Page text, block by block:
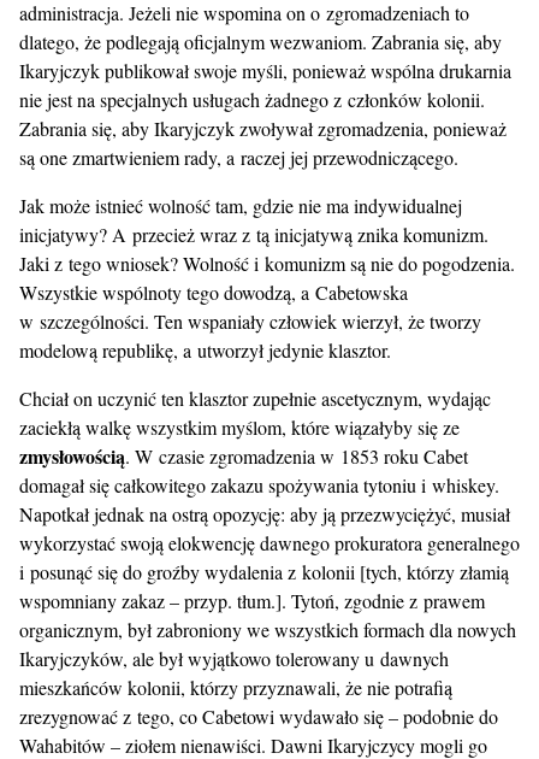
administracja. Jeżeli nie wspomina on o zgromadzeniach to
dlatego, że podlegają oficjalnym wezwaniom. Zabrania się, aby
Ikaryjczyk publikował swoje myśli, ponieważ wspólna drukarnia
nie jest na specjalnych usługach żadnego z członków kolonii.
Zabrania się, aby Ikaryjczyk zwoływał zgromadzenia, ponieważ
są one zmartwieniem rady, a raczej jej przewodniczącego.
Jak może istnieć wolność tam, gdzie nie ma indywidualnej
inicjatywy? A przecież wraz z tą inicjatywą znika komunizm.
Jaki z tego wniosek? Wolność i komunizm są nie do pogodzenia.
Wszystkie wspólnoty tego dowodzą, a Cabetowska
w szczególności. Ten wspaniały człowiek wierzył, że tworzy
modelową republikę, a utworzył jedynie klasztor.
Chciał on uczynić ten klasztor zupełnie ascetycznym, wydając
zaciekłą walkę wszystkim myślom, które wiązałyby się ze
zmysłowością. W czasie zgromadzenia w 1853 roku Cabet
domagał się całkowitego zakazu spożywania tytoniu i whiskey.
Napotkał jednak na ostrą opozycję: aby ją przezwyciężyć, musiał
wykorzystać swoją elokwencję dawnego prokuratora generalnego
i posunąć się do groźby wydalenia z kolonii [tych, którzy złamią
wspomniany zakaz – przyp. tłum.]. Tytoń, zgodnie z prawem
organicznym, był zabroniony we wszystkich formach dla nowych
Ikaryjczyków, ale był wyjątkowo tolerowany u dawnych
mieszkańców kolonii, którzy przyznawali, że nie potrafią
zrezygnować z tego, co Cabetowi wydawało się – podobnie do
Wahabitów – ziołem nienawiści. Dawni Ikaryjczycy mogli go